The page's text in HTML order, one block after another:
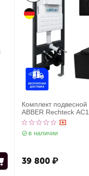
Комплект подвесной
ABBER Rechteck
черный матовый с
AC0105 и кнопкой
черный матовый
в наличии
39 800₽